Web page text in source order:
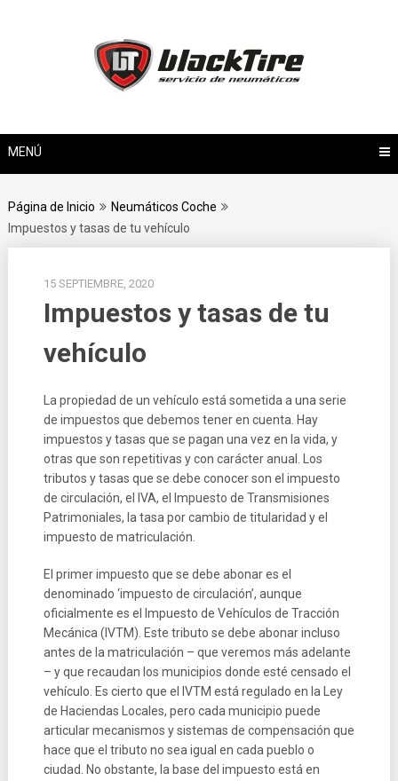
MENÚ
Página de Inicio
Neumáticos Coche
Impuestos y tasas de tu vehículo
15 SEPTIEMBRE, 2020
Impuestos y tasas de tu
vehículo
La propiedad de un vehículo está sometida a una serie
de impuestos que debemos tener en cuenta. Hay
impuestos y tasas que se pagan una vez en la vida, y
otras que son repetitivas y con carácter anual. Los
tributos y tasas que se debe conocer son el impuesto
de circulación, el IVA, el Impuesto de Transmisiones
Patrimoniales, la tasa por cambio de titularidad y el
impuesto de matriculación.
El primer impuesto que se debe abonar es el
denominado ‘impuesto de circulación’, aunque
oficialmente es el Impuesto de Vehículos de Tracción
Mecánica (IVTM). Este tributo se debe abonar incluso
antes de la matriculación – que veremos más adelante
– y que recaudan los municipios donde esté censado el
vehículo. Es cierto que el IVTM está regulado en la Ley
de Haciendas Locales, pero cada municipio puede
articular mecanismos y sistemas de compensación que
hace que el tributo no sea igual en cada pueblo o
ciudad. No obstante, la base del impuesto está en